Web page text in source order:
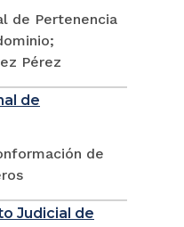
de Pertenencia
Pérez
de
de
Judicial de